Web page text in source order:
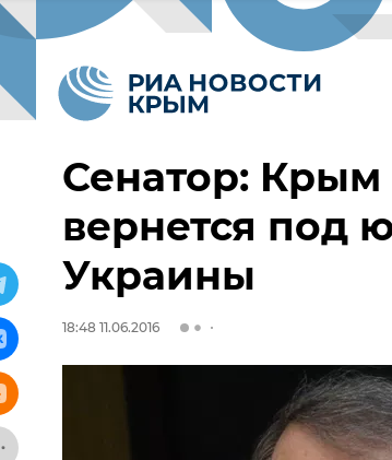
Сенатор: Крым
вернется под
Украины
18:48 11.06.2016